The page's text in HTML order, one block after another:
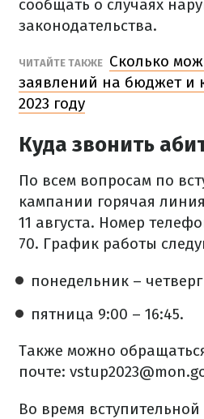
сообщать о случаях
законодательства.
ЧИТАЙТЕ ТАКЖЕ Сколько
заявлений на бюджет и
2023 году
Куда звонить
По всем вопросам по
кампании горячая
11 августа. Номер
70. График работы
понедельник –
пятница 9:00 – 16:45.
Также можно
почте:
Во время